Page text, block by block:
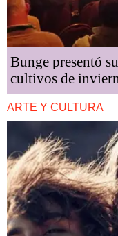
Bunge presentó
cultivos de
ARTE Y CULTURA